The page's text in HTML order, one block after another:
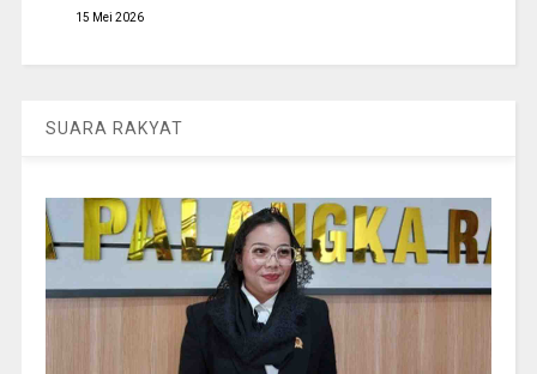
15 Mei 2026
SUARA RAKYAT